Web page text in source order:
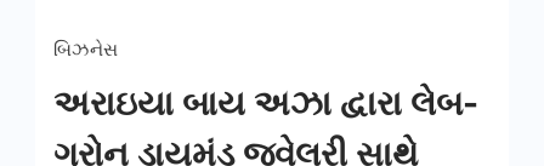
બિઝનેસ
અરાઇયા બાય અઝા દ્વારા લેબ-
ગ્રોન ડાયમંડ જ્વેલરી સાથે